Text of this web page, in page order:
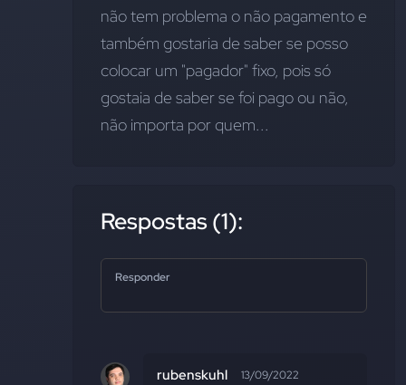
não tem problema o não pagamento e
também gostaria de saber se posso
colocar um "pagador" fixo, pois só
gostaia de saber se foi pago ou não,
não importa por quem...
Respostas (1):
Responder
rubenskuhl 13/09/2022